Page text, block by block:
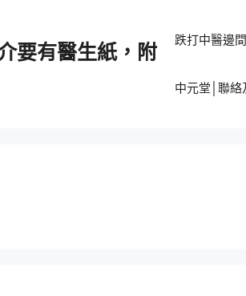
要有醫生紙，附
跌打中醫邊
中元堂│聯絡